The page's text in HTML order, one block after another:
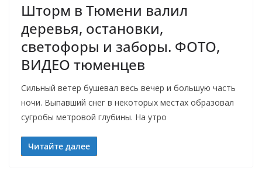
Шторм в Тюмени валил
деревья, остановки,
светофоры и заборы. ФОТО,
ВИДЕО тюменцев
Сильный ветер бушевал весь вечер и большую часть
ночи. Выпавший снег в некоторых местах образовал
сугробы метровой глубины. На утро
Читайте далее